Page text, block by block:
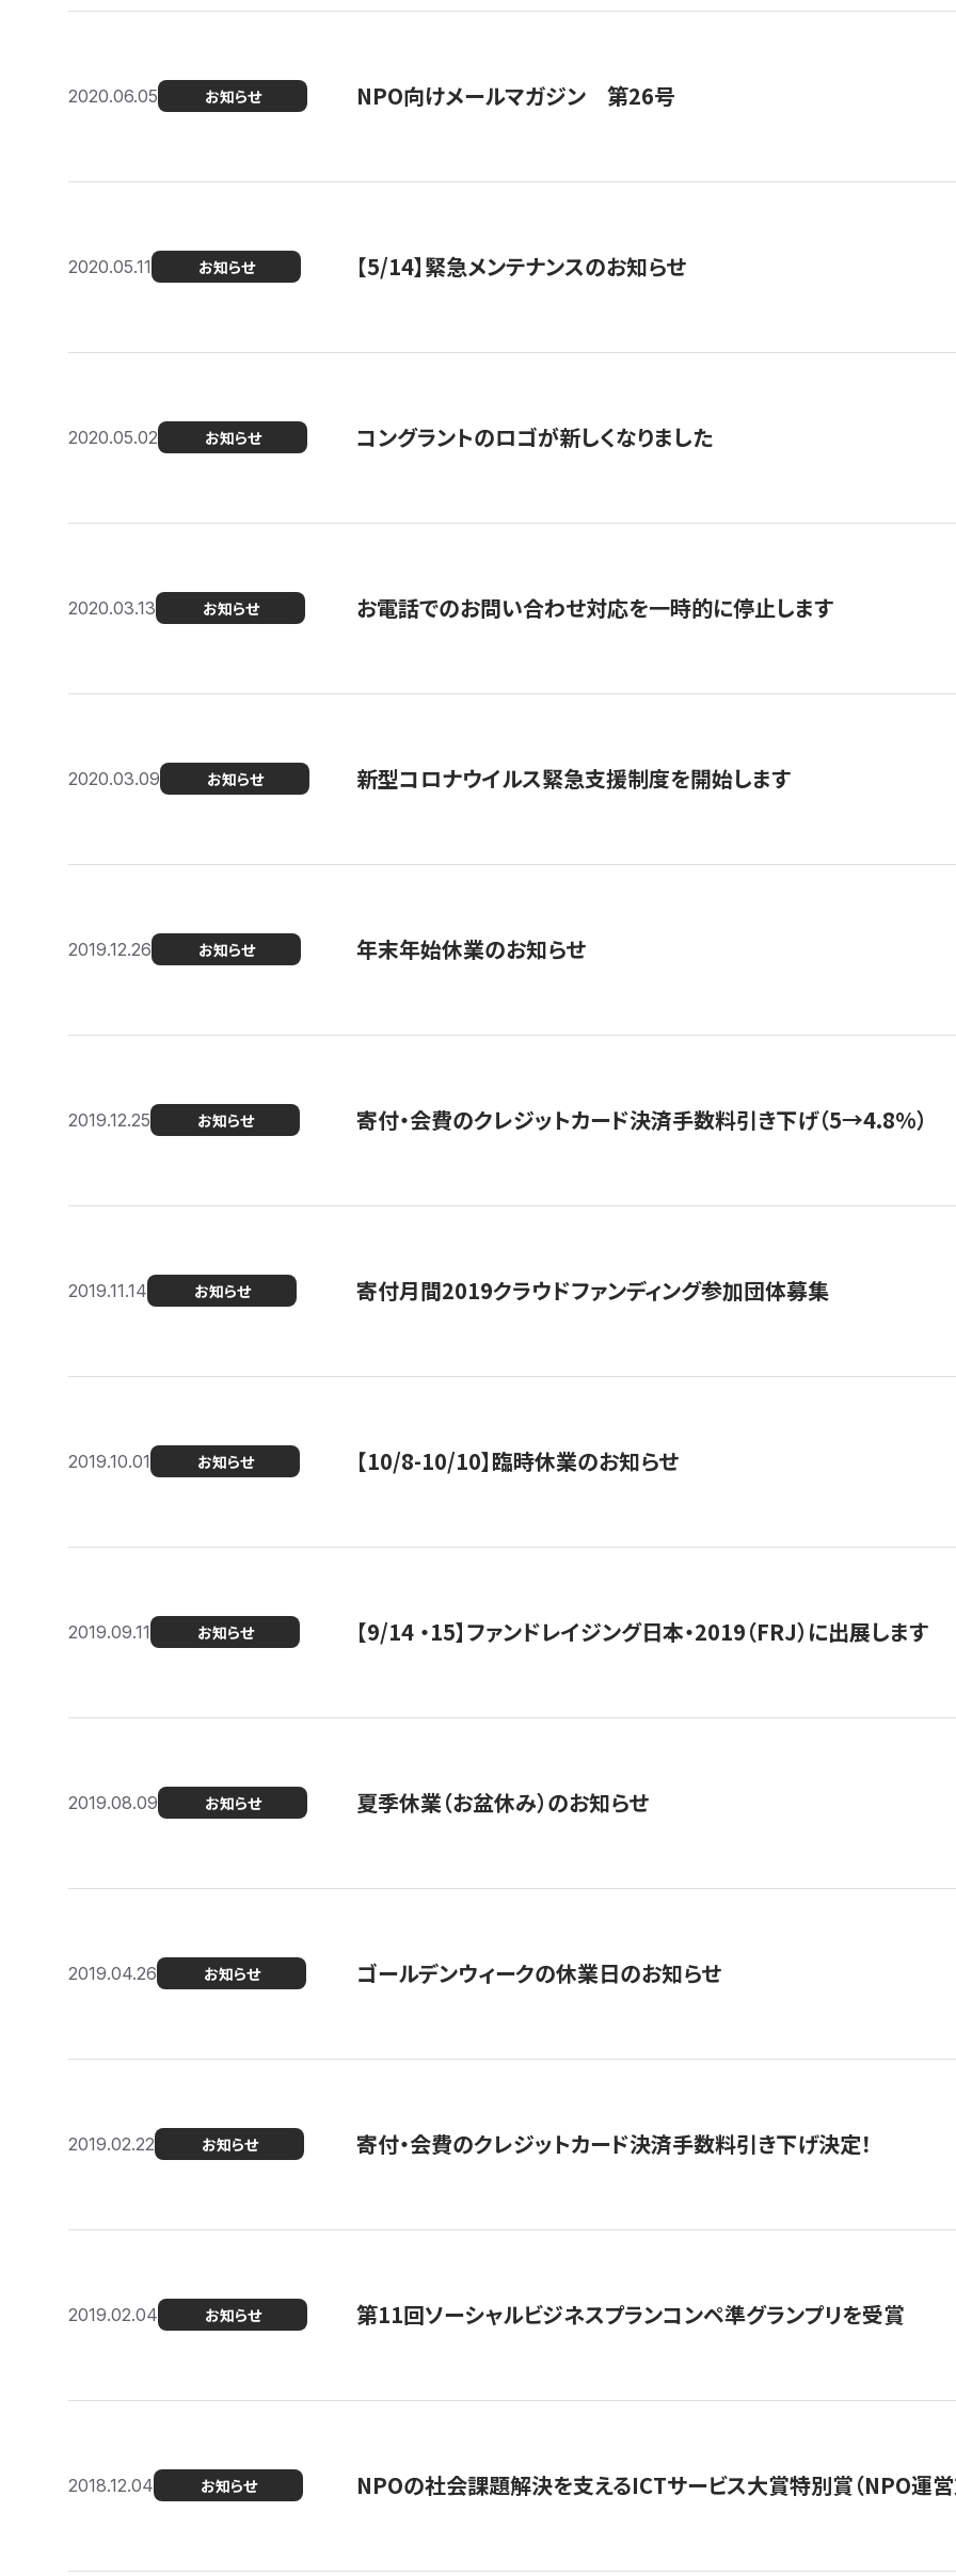
2020.06.05 お知らせ NPO向けメールマガジン 第26号
2020.05.11 お知らせ 【5/14】緊急メンテナンスのお知らせ
2020.05.02 お知らせ コングラントのロゴが新しくなりました
2020.03.13 お知らせ お電話でのお問い合わせ対応を一時的に停止します
2020.03.09 お知らせ 新型コロナウイルス緊急支援制度を開始します
2019.12.26 お知らせ 年末年始休業のお知らせ
2019.12.25 お知らせ 寄付・会費のクレジットカード決済手数料引き下げ（5→4.8%）
2019.11.14 お知らせ 寄付月間2019クラウドファンディング参加団体募集
2019.10.01 お知らせ 【10/8-10/10】臨時休業のお知らせ
2019.09.11 お知らせ 【9/14 ・15】ファンドレイジング日本・2019（FRJ）に出展します
2019.08.09 お知らせ 夏季休業（お盆休み）のお知らせ
2019.04.26 お知らせ ゴールデンウィークの休業日のお知らせ
2019.02.22 お知らせ 寄付・会費のクレジットカード決済手数料引き下げ決定！
2019.02.04 お知らせ 第11回ソーシャルビジネスプランコンペ準グランプリを受賞
2018.12.04 お知らせ NPOの社会課題解決を支えるICTサービス大賞特別賞（NPO運